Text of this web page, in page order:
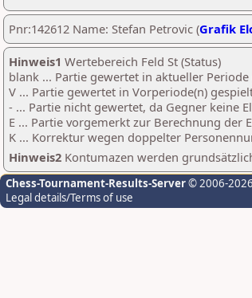
Pnr:142612 Name: Stefan Petrovic (Grafik
Hinweis1 Wertebereich Feld St (Status)
blank ... Partie gewertet in aktueller
V ... Partie gewertet in Vorperiode(n)
- ... Partie nicht gewertet, da Gegner keine
E ... Partie vorgemerkt zur Berechnung der
K ... Korrektur wegen doppelter
Hinweis2 Kontumazen werden
Chess-Tournament-Results-Server© 2006-
Legal details/Terms of use